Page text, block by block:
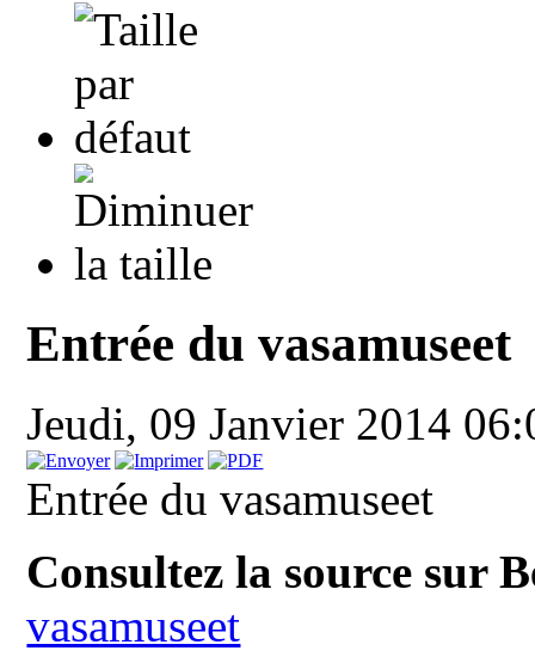
Entrée du vasamuseet
Jeudi, 09 Janvier 2014
Entrée du vasamuseet
Consultez la source sur
vasamuseet